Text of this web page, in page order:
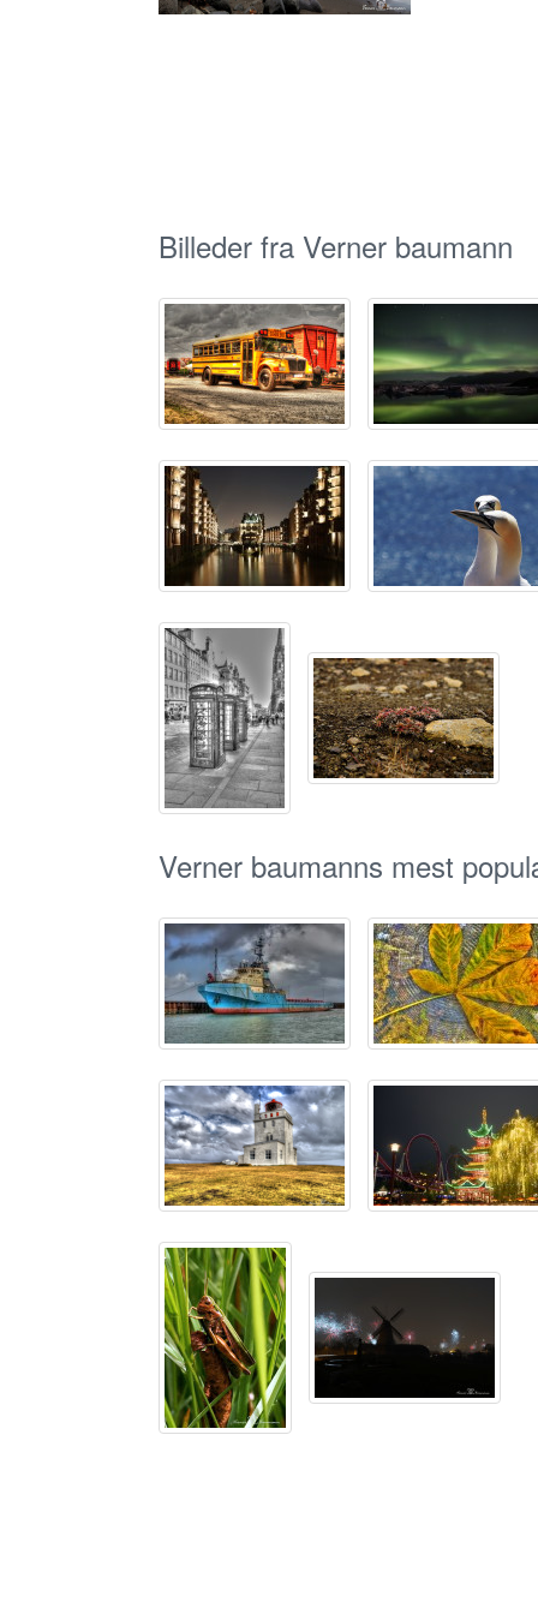
Billeder fra Verner baumann
Verner baumanns mest